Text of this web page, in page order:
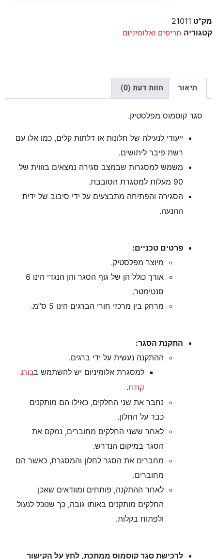
מק"ט 21011
קטגוריה תריסים ואלומיניום
תיאור חוות דעת (0)
סגר קוסמוס מפלסטיק.
ייעודי לנעילה של חלונות או דלתות קלים, כמו אלו עם
רשת פיבר ליתושים.
משמש למסגרות שבמצב סגירה נמצאים בזווית של
90 מעלות למסגרת הסובבת.
הסגירה והפתיחה מתבצעים על ידי סיבוב של ידית
ההנעה.
פרטים טכניים:
מיוצר מפלסטיק.
אורך כולל הן של גוף הסגר והן הנגדי הינו 6
סנטימטר.
מרחק בין מרכזי חורי הברגים הינו 5 ס”מ.
התקנת הסגר:
ההתקנה נעשית על ידי ברגים.
למסגרת אלומיניום יש להשתמש בבורג
קודח.
נחבר את שני החלקים, כאילו הם מותקנים
כבר על החלון.
לאחר ששני החלקים מחוברים, נמקם את
הסגר במיקום הנדרש.
מחברים את הסגר לחלון והמסגרת, כאשר הם
מחוברים.
לאחר ההתקנה, פותחים ומוודאים שאכן
החלקים מותקנים באותו גובה, כך שנוכל לנעול
ולפתוח בקלות.
לרכישת סגר קוסמוס ממתכת, לחץ על הקישור